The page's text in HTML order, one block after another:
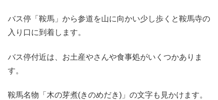
バス停「鞍馬」から参道を山に向かい少し歩くと鞍馬寺の
入り口に到着します。
バス停付近は、お土産やさんや食事処がいくつかありま
す。
鞍馬名物「木の芽煮(きのめだき)」の文字も見かけます。